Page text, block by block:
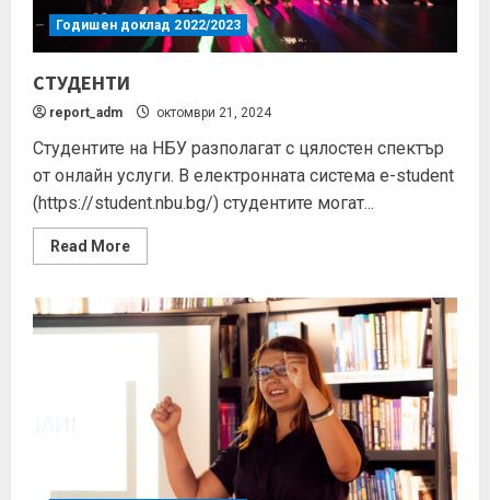
Годишен доклад 2022/2023
СТУДЕНТИ
report_adm октомври 21, 2024
Студентите на НБУ разполагат с цялостен спектър
от онлайн услуги. В електронната система е-student
(https://student.nbu.bg/) студентите могат...
Read More